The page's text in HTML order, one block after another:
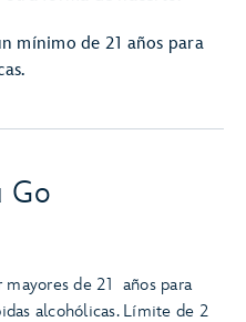
mínimo de 21 años para
Go
de 21 años para
alcohólicas. Límite de 2